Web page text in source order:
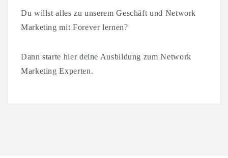
Du willst alles zu unserem Geschäft und Network
Marketing mit Forever lernen?
Dann starte hier deine Ausbildung zum Network
Marketing Experten.